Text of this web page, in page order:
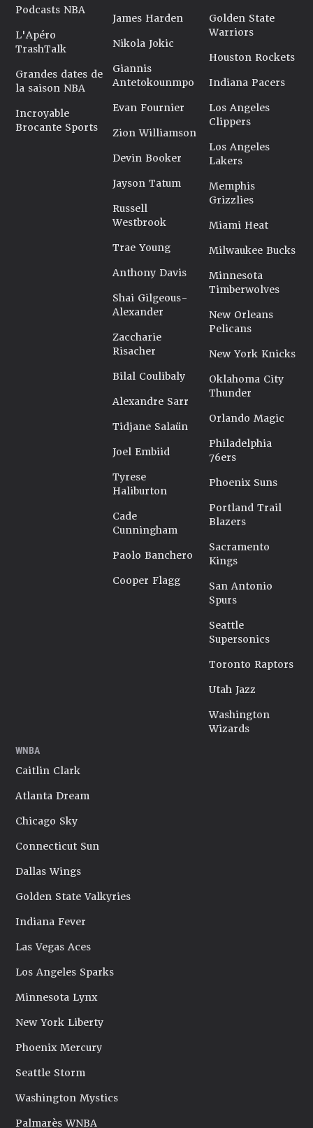
Podcasts NBA
L'Apéro
TrashTalk
Grandes dates de
la saison NBA
Incroyable
Brocante Sports
James Harden
Nikola Jokic
Giannis
Antetokounmpo
Evan Fournier
Zion Williamson
Devin Booker
Jayson Tatum
Russell
Westbrook
Trae Young
Anthony Davis
Shai Gilgeous-
Alexander
Zaccharie
Risacher
Bilal Coulibaly
Alexandre Sarr
Tidjane Salaün
Joel Embiid
Tyrese
Haliburton
Cade
Cunningham
Paolo Banchero
Cooper Flagg
Golden State
Warriors
Houston Rockets
Indiana Pacers
Los Angeles
Clippers
Los Angeles
Lakers
Memphis
Grizzlies
Miami Heat
Milwaukee Bucks
Minnesota
Timberwolves
New Orleans
Pelicans
New York Knicks
Oklahoma City
Thunder
Orlando Magic
Philadelphia
76ers
Phoenix Suns
Portland Trail
Blazers
Sacramento
Kings
San Antonio
Spurs
Seattle
Supersonics
Toronto Raptors
Utah Jazz
Washington
Wizards
WNBA
Caitlin Clark
Atlanta Dream
Chicago Sky
Connecticut Sun
Dallas Wings
Golden State Valkyries
Indiana Fever
Las Vegas Aces
Los Angeles Sparks
Minnesota Lynx
New York Liberty
Phoenix Mercury
Seattle Storm
Washington Mystics
Palmarès WNBA